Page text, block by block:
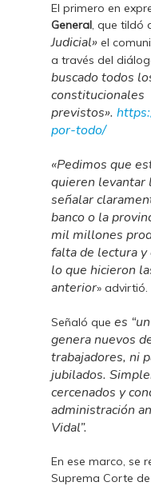
El primero en
General, que tildó
Judicial» el
a través del
buscado todos
constitucionales
previstos».
por-todo/
«Pedimos que
quieren levantar
señalar
banco o la
mil millones
falta de lectura
lo que hicieron
anterior» advirtió.
Señaló quees
genera nuevos
trabajadores, ni
jubilados.
cercenados y
administración
Vidal”.
En ese marco, se
Suprema Corte de